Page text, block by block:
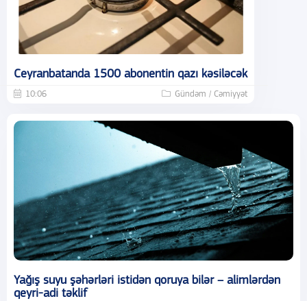
Ceyranbatanda 1500 abonentin qazı kəsiləcək
10:06 Gündəm / Cəmiyyət
Yağış suyu şəhərləri istidən qoruya bilər – alimlərdən
qeyri-adi təklif